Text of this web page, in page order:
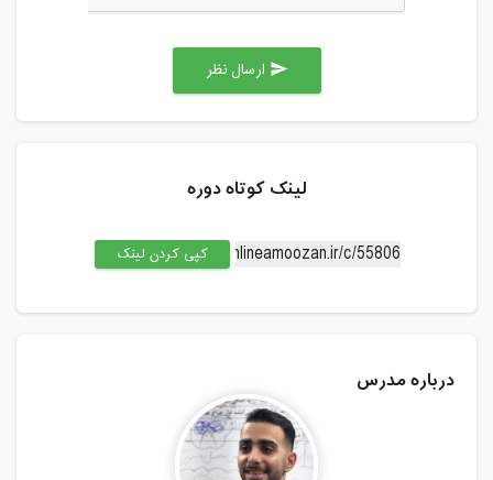
send
لینک کوتاه دوره
کپی کردن لینک
درباره مدرس